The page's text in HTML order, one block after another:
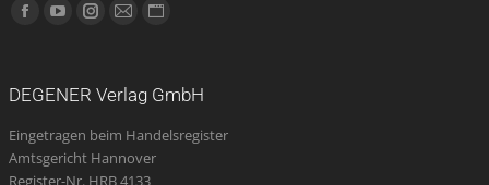
Finden Sie uns auf:
Facebook
new
window
YouTube
new
window
Instagram
new
window
E-
opens
in
new
Website
new
DEGENER Verlag GmbH
Eingetragen beim Handelsregister
Amtsgericht Hannover
Register-Nr. HRB 4133